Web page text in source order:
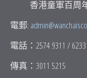
9:00 am - 6:00 pm
週六
香港童軍百周年
電郵:
電話：2574 9311 / 6233
傳真：3011 5215